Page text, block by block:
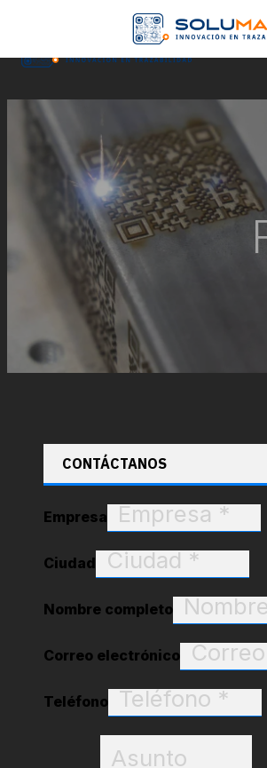
Skip to main content Skip to footer
CONTÁCTANOS
Empresa
Ciudad
Nombre completo
Correo electrónico
Teléfono